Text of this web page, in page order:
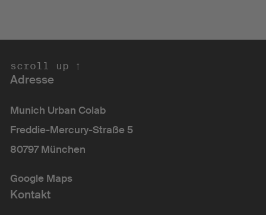
scroll up ↑
Adresse
Munich Urban Colab
Freddie-Mercury-Straße 5
80797 München
Google Maps
Kontakt